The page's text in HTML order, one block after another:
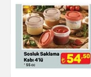
2'li
Mutfak Ürünleri